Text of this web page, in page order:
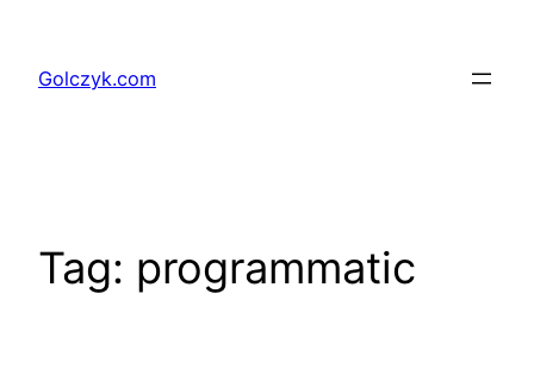
treściGolczyk.com
Tag: programmatic